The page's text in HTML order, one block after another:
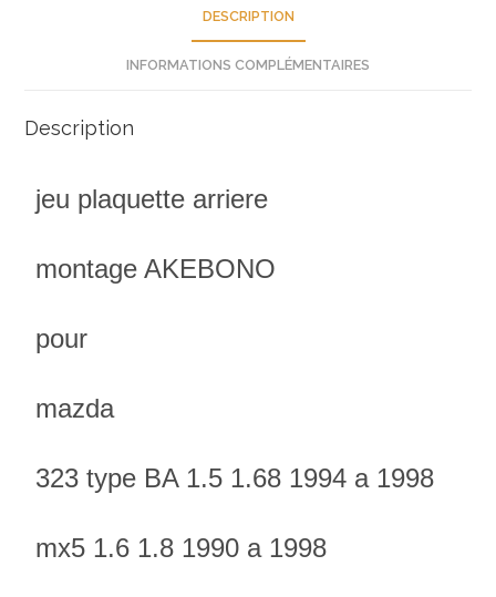
DESCRIPTION
INFORMATIONS COMPLÉMENTAIRES
Description
jeu plaquette arriere
montage AKEBONO
pour
mazda
323 type BA 1.5 1.68 1994 a 1998
mx5 1.6 1.8 1990 a 1998